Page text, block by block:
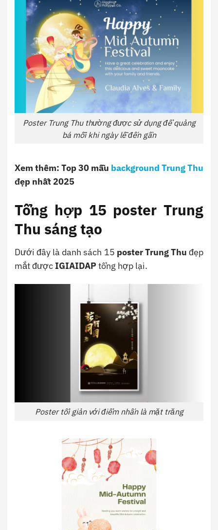
Poster Trung Thu thường được sử dụng để quảng
bá mỗi khi ngày lễ đến gần
Xem thêm: Top 30 mẫu background Trung Thu
đẹp nhất 2025
Tổng hợp 15 poster Trung
Thu sáng tạo
Dưới đây là danh sách 15 poster Trung Thu đẹp
mắt được IGIAIDAP tổng hợp lại.
Poster tối giản với điểm nhấn là mặt trăng